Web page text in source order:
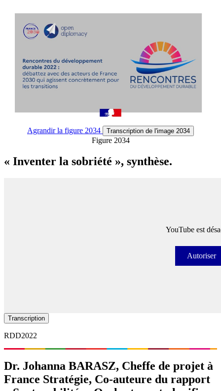
Agrandirla figure 2034 Transcription de l'image 2034
Figure 2034
« Inventer la sobriété », synthèse.
YouTube est
Autoriser
Transcription
RDD2022
Dr. Johanna BARASZ, Cheffe de projet à
France Stratégie, Co-auteure du rapport